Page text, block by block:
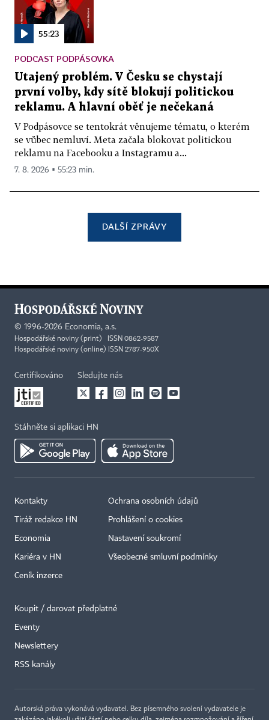
55:23
PODCAST PODPÁSOVKA
Utajený problém. V Česku se chystají
první volby, kdy sítě blokují politickou
reklamu. A hlavní oběť je nečekaná
V Podpásovce se tentokrát věnujeme tématu, o kterém
se vůbec nemluví. Meta začala blokovat politickou
reklamu na Facebooku a Instagramu a...
7. 8. 2026 ▪ 55:23 min.
DALŠÍ ZPRÁVY
© 1996-2026 Economia, a.s.
Hospodářské noviny (print) ISSN 0862-9587
Hospodářské noviny (online) ISSN 2787-950X
Certifikováno Sledujte nás
Stáhněte si aplikaci HN
Kontakty
Tiráž redakce HN
Economia
Kariéra v HN
Ceník inzerce
Ochrana osobních údajů
Prohlášení o cookies
Nastavení soukromí
Všeobecné smluvní podmínky
Koupit / darovat předplatné
Eventy
Newslettery
RSS kanály
Autorská práva vykonává vydavatel. Bez písemného svolení vydavatele je